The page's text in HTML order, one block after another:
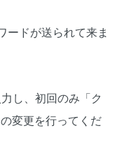
ードが送られて来ま
し、初回のみ「ク
変更を行ってくだ